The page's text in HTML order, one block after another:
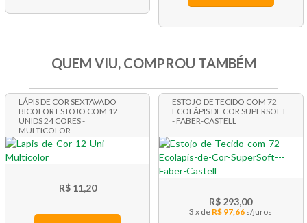
QUEM VIU, COMPROU TAMBÉM
LÁPIS DE COR SEXTAVADO
BICOLOR ESTOJO COM 12
UNIDS 24 CORES -
MULTICOLOR
R$ 11,20
ESTOJO DE TECIDO COM 72
ECOLÁPIS DE COR SUPERSOFT
- FABER-CASTELL
R$ 293,00
3 x R$ 97,66